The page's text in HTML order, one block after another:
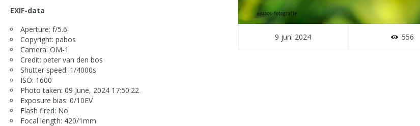
EXIF-data
Aperture: f/5.6
Copyright: pabos
Camera: OM-1
Credit: peter van den bos
Shutter speed: 1/4000s
ISO: 1600
Photo taken: 09 June, 2024 17:50:22
Exposure bias: 0/10EV
Flash fired: No
Focal length: 420/1mm
9 juni 2024 556